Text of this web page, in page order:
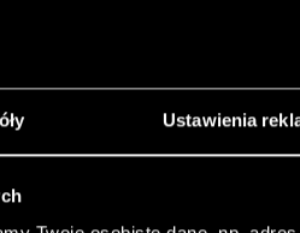
Ustawienia
ust. 1 pkt 2 ustawy o ofercie –
„Spółka”) przekazuje